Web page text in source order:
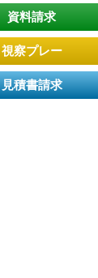
資料請求
視察プレー
見積書請求